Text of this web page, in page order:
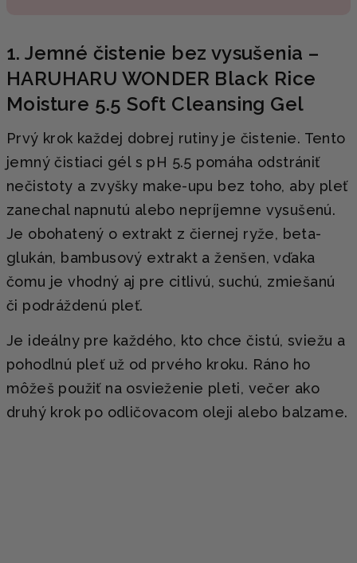
1. Jemné čistenie bez vysušenia –
HARUHARU WONDER Black Rice
Moisture 5.5 Soft Cleansing Gel
Prvý krok každej dobrej rutiny je čistenie. Tento
jemný čistiaci gél s pH 5.5 pomáha odstrániť
nečistoty a zvyšky make-upu bez toho, aby pleť
zanechal napnutú alebo nepríjemne vysušenú.
Je obohatený o extrakt z čiernej ryže, beta-
glukán, bambusový extrakt a ženšen, vďaka
čomu je vhodný aj pre citlivú, suchú, zmiešanú
či podráždenú pleť.
Je ideálny pre každého, kto chce čistú, sviežu a
pohodlnú pleť už od prvého kroku. Ráno ho
môžeš použiť na osvieženie pleti, večer ako
druhý krok po odličovacom oleji alebo balzame.